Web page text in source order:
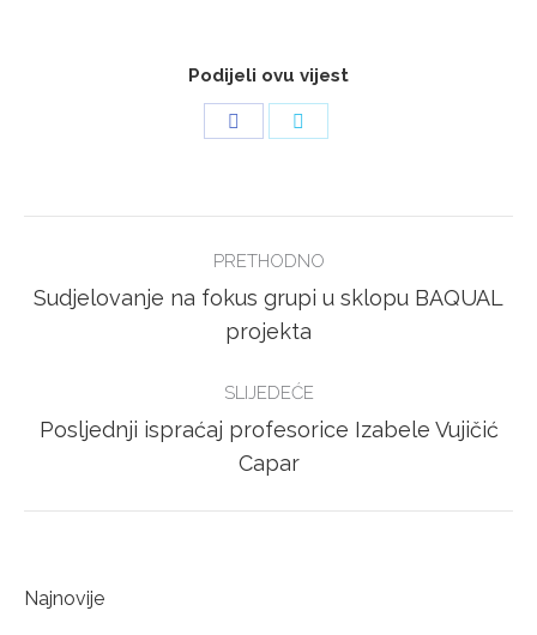
Podijeli ovu vijest
NAVIGATION
PRETHODNO
Previous
post:
Sudjelovanje na fokus grupi u sklopu BAQUAL
projekta
SLIJEDEĆE
Next
post:
Posljednji ispraćaj profesorice Izabele Vujičić
Capar
Najnovije